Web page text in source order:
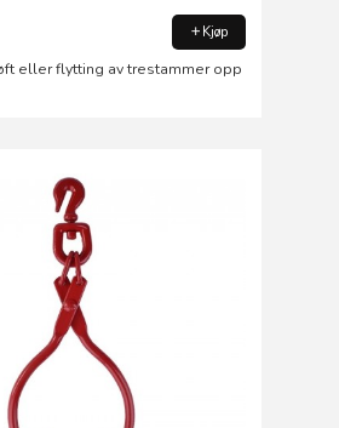
Kjøp
eller flytting av trestammer opp